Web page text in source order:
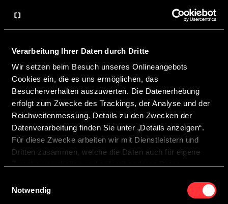
Verarbeitung Ihrer Daten durch Dritte
Wir setzen beim Besuch unseres Onlineangebots
Cookies ein, die es uns ermöglichen, das
Besucherverhalten auszuwerten. Die Datenerhebung
erfolgt zum Zwecke des Trackings, der Analyse und der
Reichweitenmessung. Details zu den Zwecken der
Datenverarbeitung finden Sie unter „Details anzeigen“.
Für diese Zwecke arbeiten wir mit Dienstleistern und
Dritten zusammen, welche die Daten auch für eigene
Durch Anklicken der Schaltfläche „Cookies zulassen“
Notwendig
CROSSCAMP ELMNT 5.41 CROSSCAMP ELMNT